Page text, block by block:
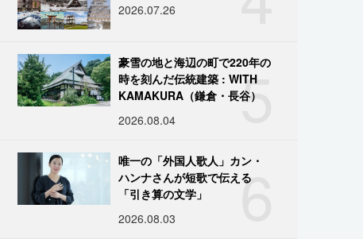
2026.07.26
5
豪雪の地と海辺の町で220年の
時を刻んだ伝統建築 : WITH
KAMAKURA（鎌倉・長谷）
2026.08.04
6
唯一の「外国人歌人」カン・
ハンナさんが短歌で伝える
「引き算の文学」
2026.08.03